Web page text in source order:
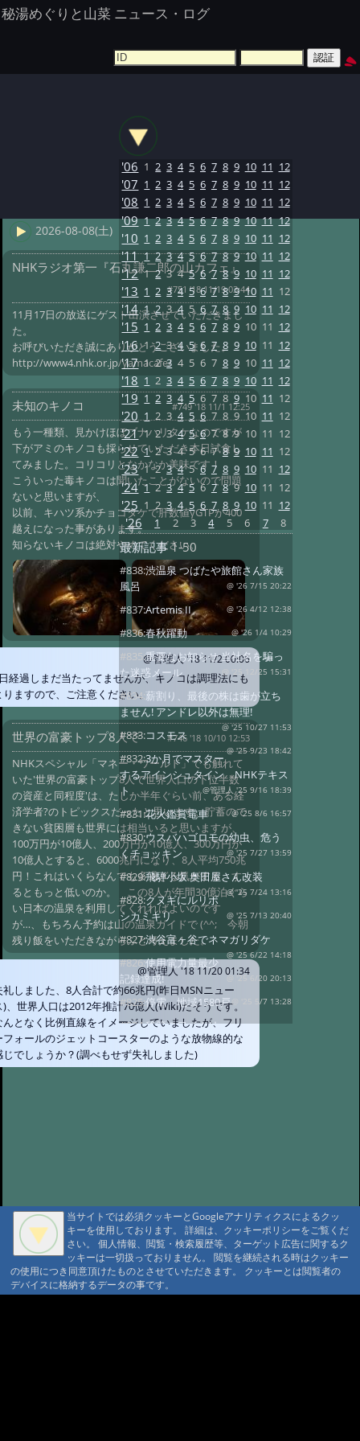
秘湯めぐりと山菜 ニュース・ログ
2026-08-08(土)
NHKラジオ第一『石丸謙二郎の山カフェ』
#751 '18 11/19 03:44
11月17日の放送にゲスト出演させていただきまし
た。
お呼びいただき誠にありがとうございました。
http://www4.nhk.or.jp/yamacafe/
未知のキノコ #749 '18 11/1 12:25
もう一種類、見かけほぼブナハリタケなのですが
下がアミのキノコも採らせていただき本日試食し
てみました。コリコリとなかなか美味です！
こういった毒キノコは聞いたことがないので問題
ないと思いますが、
以前、キハツ系かチョコタケで肝数値γGTPが400
越えになった事があります。
知らないキノコは絶対やめてください。
@管理人'18 11/2 00:06
経過しまだ当たってませんが、キノコは調理法にも
りますので、ご注意ください。
世界の富豪トップ8人で #746 '18 10/10 12:53
NHKスペシャル「マネー・ワールド」でも触れて
いた'世界の富豪トップ8人で世界人口の下位半数
の資産と同程度'は、たしか半年ぐらい前、ある経
済学者?のトピックスだったと思います。貯蓄ので
きない貧困層も世界には相当いると思いますが、
100万円が10億人、200万円が10億人、300万円が
10億人とすると、6000兆円になり、8人平均750兆
円！これはいくらなんでも多過ぎる気がする、す
るともっと低いのか。 この8人が年間30億泊ぐら
い日本の温泉を利用してくれればよいのです
が…、もちろん予約は山の温泉ガイドで (^^; 今朝
残り飯をいただきながらふと考えました。
@管理人'18 11/20 01:34
礼しました、8人合計で約66兆円(昨日MSNニュー
)、世界人口は2012年推計70億人(Wiki)だそうです。
んとなく比例直線をイメージしていましたが、フリ
フォールのジェットコースターのような放物線的な
じでしょうか？(調べもせず失礼しました)
'06 1 2 3 4 5 6 7 8 9 10 11 12
'07 1 2 3 4 5 6 7 8 9 10 11 12
'08 1 2 3 4 5 6 7 8 9 10 11 12
'09 1 2 3 4 5 6 7 8 9 10 11 12
'10 1 2 3 4 5 6 7 8 9 10 11 12
'11 1 2 3 4 5 6 7 8 9 10 11 12
'12 1 2 3 4 5 6 7 8 9 10 11 12
'13 1 2 3 4 5 6 7 8 9 10 11 12
'14 1 2 3 4 5 6 7 8 9 10 11 12
'15 1 2 3 4 5 6 7 8 9 10 11 12
'16 1 2 3 4 5 6 7 8 9 10 11 12
'17 1 2 3 4 5 6 7 8 9 10 11 12
'18 1 2 3 4 5 6 7 8 9 10 11 12
'19 1 2 3 4 5 6 7 8 9 10 11 12
'20 1 2 3 4 5 6 7 8 9 10 11 12
'21 1 2 3 4 5 6 7 8 9 10 11 12
'22 1 2 3 4 5 6 7 8 9 10 11 12
'23 1 2 3 4 5 6 7 8 9 10 11 12
'24 1 2 3 4 5 6 7 8 9 10 11 12
'25 1 2 3 4 5 6 7 8 9 10 11 12
'26 1 2 3 4 5 6 7 8
最新記事1-50
#838:渋温泉 つばたや旅館さん家族
風呂
@ '26 7/15 20:22
#837:Artemis II @ '26 4/12 12:38
#836:春秋躍動 @ '26 1/4 10:29
#835:重要なお知らせ 当社名を騙っ
た迷惑メール
@ '25 12/25 15:31
#834:薪割り、最後の株は歯が立ち
ません! アンドレ以外は無理!
@ '25 10/27 11:53
#833:コスモス
@ '25 9/23 18:42
#832:3か月でマスター
するアインシュタイン NHKテキス
ト
@管理人 '25 9/16 18:39
#831:花火鑑賞電車 @ '25 8/6 16:57
#830:ウスバハゴロモの幼虫、危う
くチョッキン
@ '25 7/27 13:59
#829:飛騨小坂 奥田屋さん改装
@ '25 7/24 13:16
#828:クヌギにルリボ
シカミキリ
@ '25 7/13 20:40
#827:渋谷富ヶ谷でネマガリダケ
@ '25 6/22 14:18
#826:使用電力量最少
記録達成!
@ '25 6/20 20:13
#825:停電 地域1580戸@ '25 5/7 13:28
#824:移築のワイナリー
@ '25 4/13 15:02
#822:キノコは塩蔵
@ '25 4/11 15:15
#819:ヤマドリタケor?
#813:独立系ソーラーの課題と架台
@ '24 7/19 15:25
#811:4/12 豊国館さん
@ '24 4/20 13:06
#809:渡り?
@ '24 3/13 21:02
#808:新年
#807:ジョウビタキが家
A A A MountAin TRAD
当サイトでは必須クッキーとGoogleアナリティクスによるクッ
キーを使用しております。 詳細は、クッキーポリシーをご覧くだ
さい。 個人情報、閲覧・検索履歴等、ターゲット広告に関するク
ッキーは一切扱っておりません。 閲覧を継続される時はクッキー
の使用につき同意頂けたものとさせていただきます。 クッキーとは閲覧者の
デバイスに格納するデータの事です。